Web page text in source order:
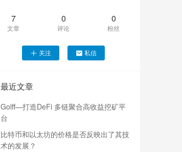
7
文章
0
评论
0
粉丝
关注 私信
最近文章
Golff—打造DeFi 多链聚合高收益挖矿平
台
比特币和以太坊的价格是否反映出了其技
术的发展？